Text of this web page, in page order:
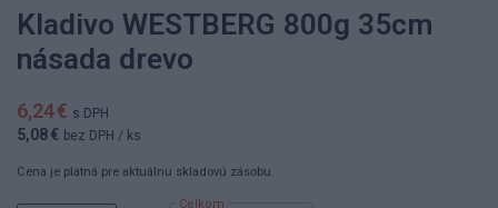
Kladivo WESTBERG 800g 35cm
násada drevo
6,24 € s DPH
5,08 € bez DPH / ks
Cena je platná pre aktuálnu skladovú zásobu.